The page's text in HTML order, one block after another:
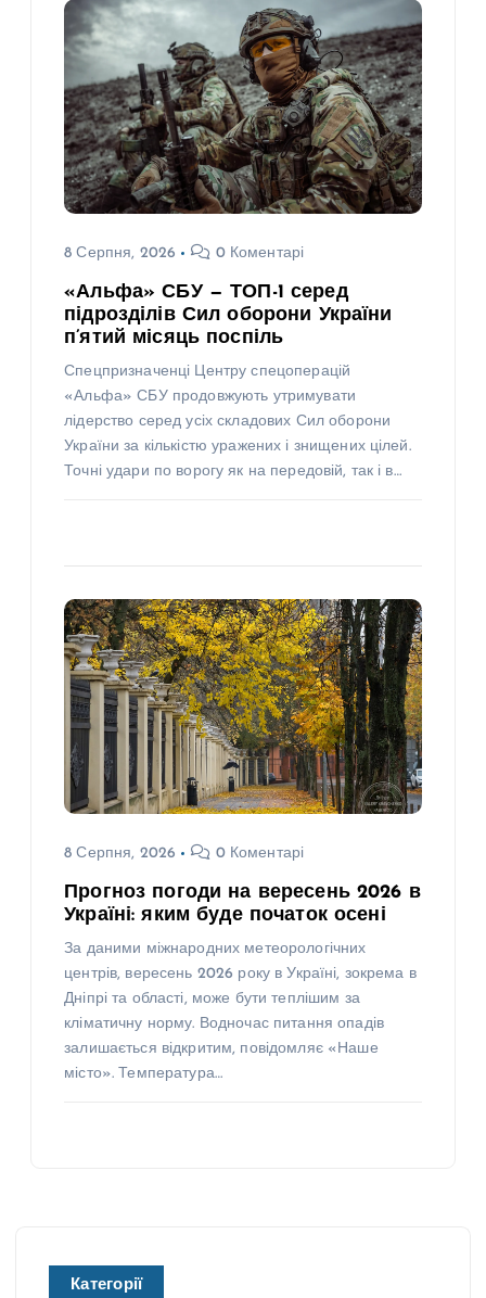
8 Серпня, 2026 0 Коментарі
«Альфа» СБУ — ТОП-1 серед
підрозділів Сил оборони України
п’ятий місяць поспіль
Спецпризначенці Центру спецоперацій
«Альфа» СБУ продовжують утримувати
лідерство серед усіх складових Сил оборони
України за кількістю уражених і знищених цілей.
Точні удари по ворогу як на передовій, так і в…
8 Серпня, 2026 0 Коментарі
Прогноз погоди на вересень 2026 в
Україні: яким буде початок осені
За даними міжнародних метеорологічних
центрів, вересень 2026 року в Україні, зокрема в
Дніпрі та області, може бути теплішим за
кліматичну норму. Водночас питання опадів
залишається відкритим, повідомляє «Наше
місто». Температура…
Категорії